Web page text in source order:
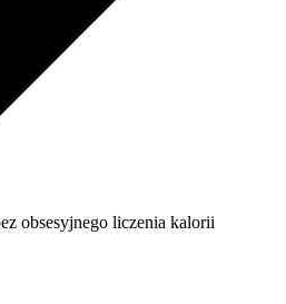
obsesyjnego liczenia kalorii